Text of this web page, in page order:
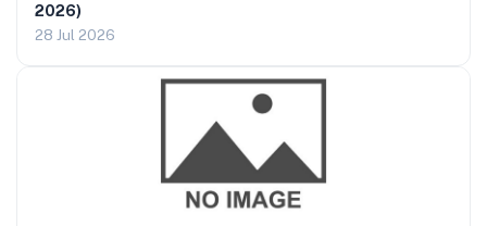
2026)
28 Jul 2026